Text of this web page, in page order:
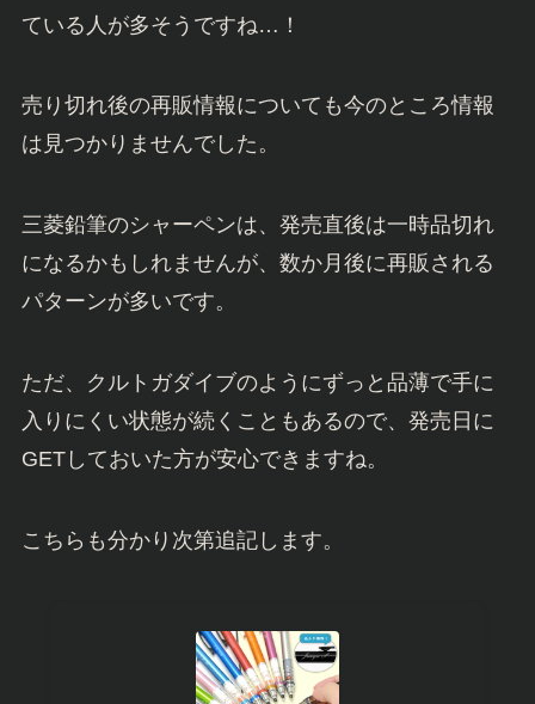
ている人が多そうですね…！
売り切れ後の再販情報についても今のところ情報
は見つかりませんでした。
三菱鉛筆のシャーペンは、発売直後は一時品切れ
になるかもしれませんが、数か月後に再販される
パターンが多いです。
ただ、クルトガダイブのようにずっと品薄で手に
入りにくい状態が続くこともあるので、発売日に
GETしておいた方が安心できますね。
こちらも分かり次第追記します。